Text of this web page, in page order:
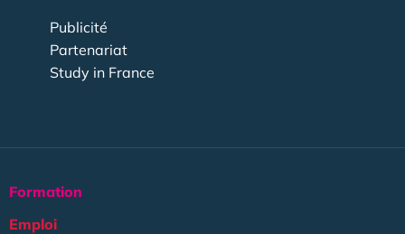
Publicité
Partenariat
Study in France
Formation
Emploi